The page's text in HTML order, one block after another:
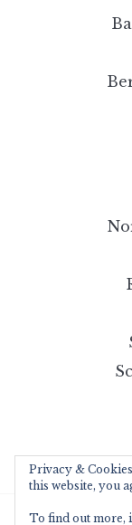
Privacy &
this website, you
To find out more,